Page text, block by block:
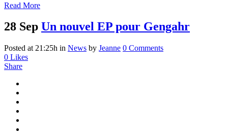
Read More
28 Sep Un nouvel EP pour Gengahr
Posted at 21:25h in News by Jeanne 0 Comments
0 Likes
Share